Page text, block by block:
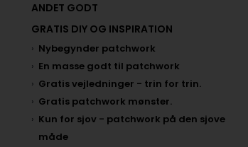
ANDET GODT
GRATIS DIY OG INSPIRATION
Nybegynder patchwork
En masse godt til patchwork
Gratis vejledninger - trin for trin.
Gratis patchwork mønster.
Kun for sjov - patchwork på den sjove
måde